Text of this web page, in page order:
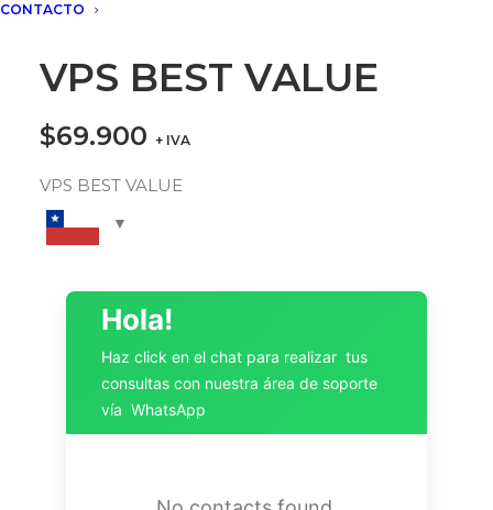
CONTACTO
VPS BEST VALUE
$69.900 + IVA
VPS BEST VALUE
Hola!
Haz click en el chat para realizar tus
consultas con nuestra área de soporte
vía WhatsApp